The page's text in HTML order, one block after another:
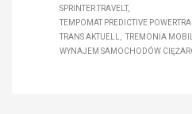
SPRINTER TRAVELT
TEMPOMAT PREDICTIVE
TRANS AKTUELL
TREMONIA
WYNAJEM SAMOCHODÓW